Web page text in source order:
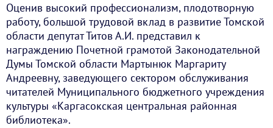
Оценив высокий профессионализм, плодотворную
работу, большой трудовой вклад в развитие Томской
области депутат Титов А.И. представил к
награждению Почетной грамотой Законодательной
Думы Томской области Мартынюк Маргариту
Андреевну, заведующего сектором обслуживания
читателей Муниципального бюджетного учреждения
культуры «Каргасокская центральная районная
библиотека».